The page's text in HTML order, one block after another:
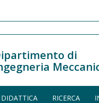
di
DIDATTICA RICERCA